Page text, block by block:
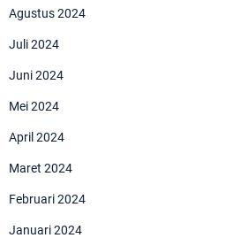
Agustus 2024
Juli 2024
Juni 2024
Mei 2024
April 2024
Maret 2024
Februari 2024
Januari 2024